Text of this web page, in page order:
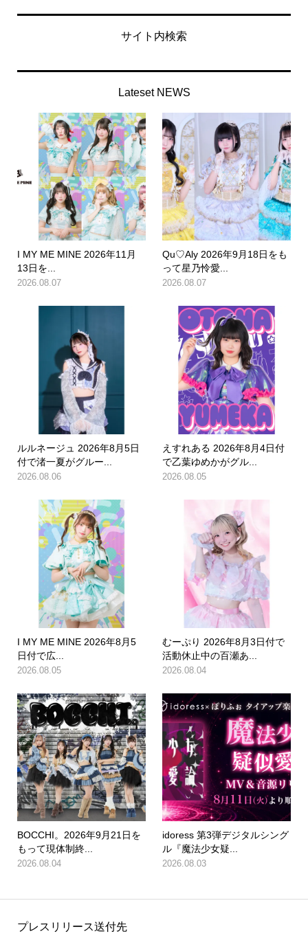
サイト内検索
Lateset NEWS
I MY ME MINE 2026年11月
13日を...
2026.08.07
Qu♡Aly 2026年9月18日をも
って星乃怜愛...
2026.08.07
ルルネージュ 2026年8月5日
付で渚一夏がグルー...
2026.08.06
えすれある 2026年8月4日付
で乙葉ゆめかがグル...
2026.08.05
I MY ME MINE 2026年8月5
日付で広...
2026.08.05
むーぷり 2026年8月3日付で
活動休止中の百瀬あ...
2026.08.04
BOCCHI。2026年9月21日を
もって現体制終...
2026.08.04
idoress 第3弾デジタルシング
ル『魔法少女疑...
2026.08.03
プレスリリース送付先